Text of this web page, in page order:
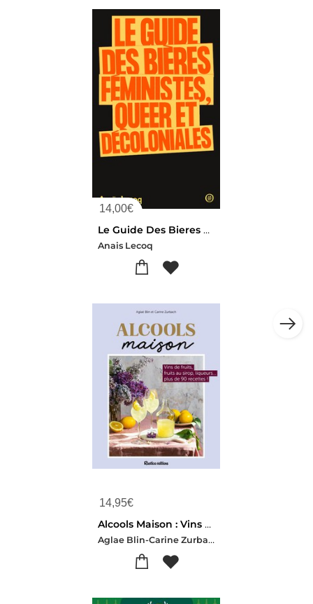
14,00€
Le Guide Des Bieres Feministes, Queer Et Decoloniales
Anais Lecoq
14,95€
Alcools Maison : Vins De Fruits, Fruits Au Sirop, Liqueurs... Plus De 90 Recettes !
Aglae Blin-Carine Zurbach